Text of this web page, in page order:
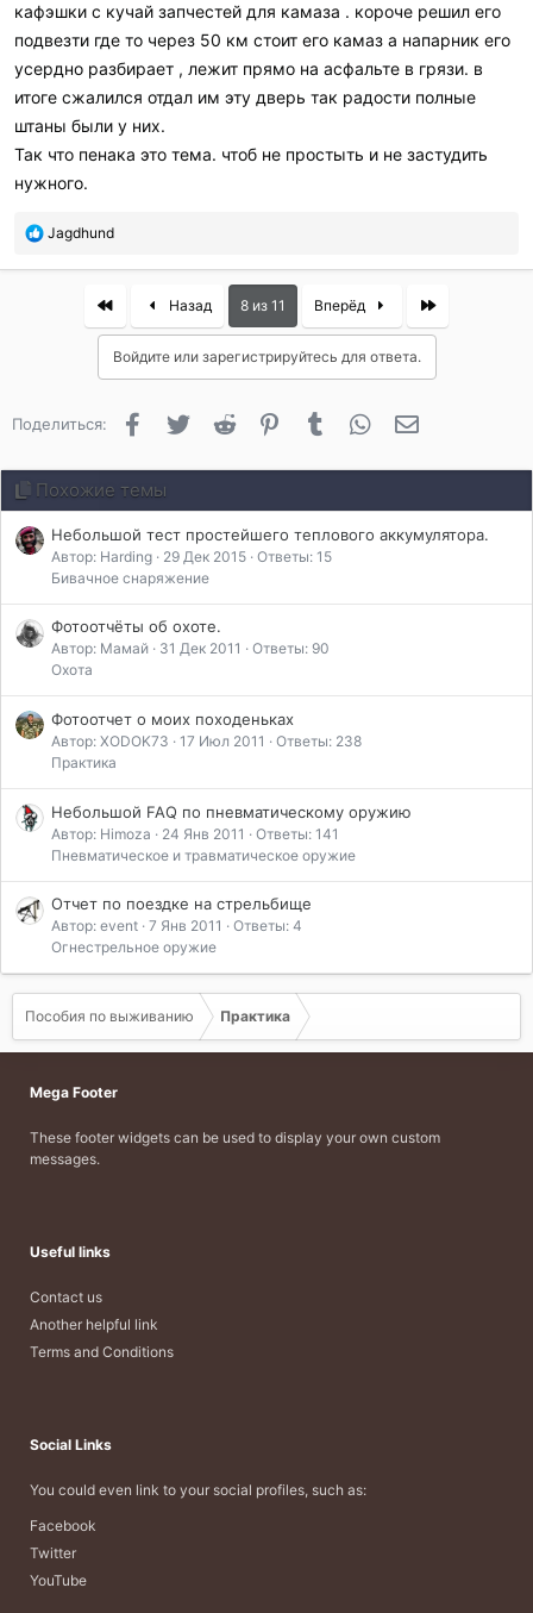
кафэшки с кучай запчестей для камаза . короче решил его
подвезти где то через 50 км стоит его камаз а напарник его
усердно разбирает , лежит прямо на асфальте в грязи. в
итоге сжалился отдал им эту дверь так радости полные
штаны были у них.
Так что пенака это тема. чтоб не простыть и не застудить
нужного.
П
б
р
л
и
:
Jagdhund
Назад 8 из 11 Вперёд Last
Войдите или зарегистрируйтесь для ответа.
Поделиться: FacebookTwitter Reddit PinterestTumblr WhatsApp
Похожие темы
Небольшой тест простейшего теплового аккумулятора.
Автор: Harding 29 Дек 2015 Ответы: 15
Бивачное снаряжение
Фотоотчёты об охоте.
Автор: Мамай 31 Дек 2011
Ответы: 90
Охота
Фотоотчет о моих походеньках
Автор: XODOK73 17 Июл 2011
Ответы: 238
Практика
Небольшой FAQ по пневматическому оружию
Автор: Himoza 24 Янв 2011
Ответы: 141
Пневматическое и травматическое оружие
Отчет по поездке на стрельбище
Автор: event 7 Янв 2011
Ответы: 4
Огнестрельное оружие
Пособия по выживанию Практика
Mega Footer
These footer widgets can be used to display your own custom
messages.
Useful links
Contact us
Another helpful link
Terms and Conditions
Social Links
You could even link to your social profiles, such as:
Facebook
Twitter
YouTube